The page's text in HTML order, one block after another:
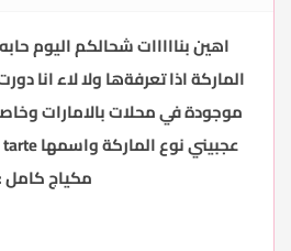
اهين بنااااات شحالكم اليوم
الماركة اذا تعرفةها ولا لاء انا
موجودة في محلات بالامارات
مكياج كامل